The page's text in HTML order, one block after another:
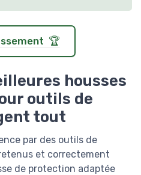
🏆
housses
outils de
tout
par des outils de
et correctement
de protection adaptée